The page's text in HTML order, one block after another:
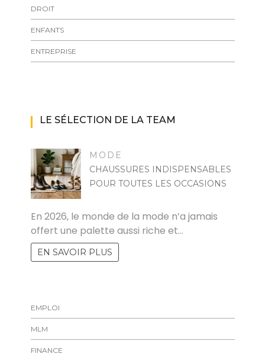
DROIT
ENFANTS
ENTREPRISE
LE SÉLECTION DE LA TEAM
MODE
CHAUSSURES INDISPENSABLES
POUR TOUTES LES OCCASIONS
En 2026, le monde de la mode n’a jamais
offert une palette aussi riche et…
EN SAVOIR PLUS
EMPLOI
MLM
FINANCE